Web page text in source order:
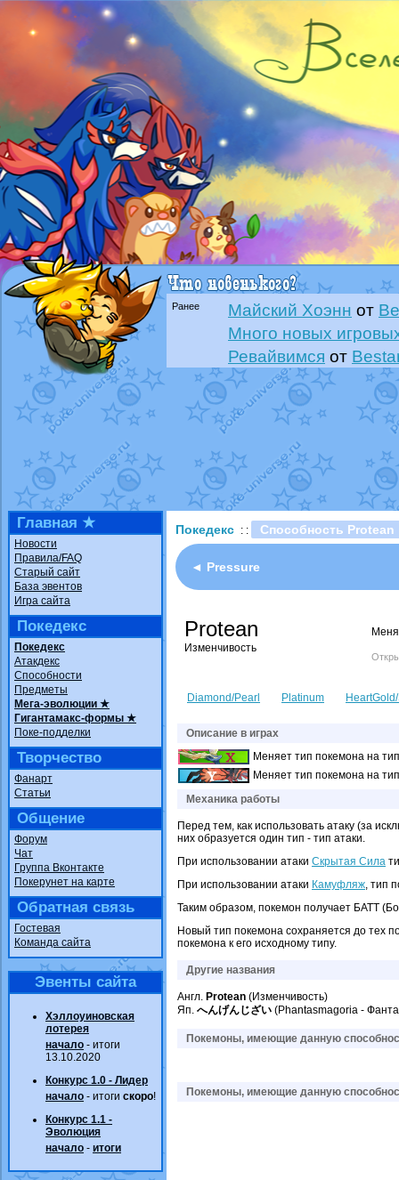
Ранее Майский Хоэнн от
Много новых
Ревайвимся от
Всё, трындец
Технические
доброе утро славяне
Йолда и Мимикью
от
Недовольный
The Dark Wishmaker
шадоу спиритомбот
траббишот
Raging Bolt
Shadow mismagius
Главная ★
Новости
Правила/FAQ
Старый сайт
База эвентов
Игра сайта
Покедекс
Покедекс
Атакдекс
Способности
Предметы
Мега-эволюции ★
Гигантамакс-формы ★
Поке-подделки
Творчество
Фанарт
Статьи
Общение
Форум
Чат
Группа Вконтакте
Покерунет на карте
Обратная связь
Гостевая
Команда сайта
Эвенты сайта
Хэллоуиновская
лотерея
начало - итоги
13.10.2020
Конкурс 1.0 - Лидер
начало - итоги скоро!
Конкурс 1.1 -
Эволюция
начало - итоги
Покедекс : : Способность Protean
◄ Pressure
Protean
Изменчивость
Diamond/Pearl Platinum
Описание в играх
Меняет тип покемона на
Меняет тип покемона на
Механика работы
Перед тем, как использовать атаку (за
них образуется один тип - тип атаки.
При использовании атаки Скрытая Сила
При использовании атаки Камуфляж, тип
Таким образом, покемон получает БАТТ
Новый тип покемона сохраняется до тех
покемона к его исходному типу.
Другие названия
Англ. Protean (Изменчивость)
Яп. へんげんじざい (Phantasmagoria -
Покемоны, имеющие данную
Покемоны, имеющие данную